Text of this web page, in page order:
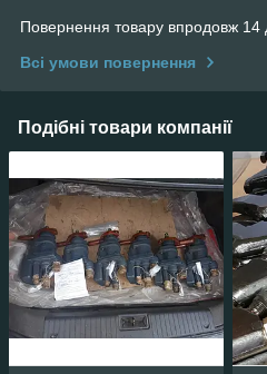
Повернення товару впродовж 14
Всі умови повернення
Подібні товари компанії